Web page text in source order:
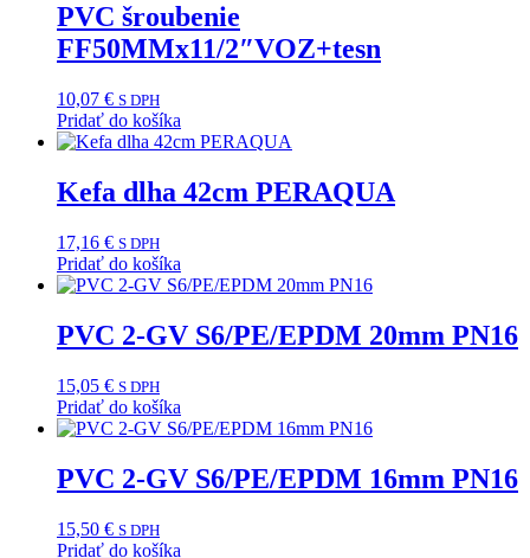
PVC šroubenie
FF50MMx11/2″VOZ+tesn
10,07 € S DPH
Pridať do košíka
Kefa dlha 42cm PERAQUA
17,16 € S DPH
Pridať do košíka
PVC 2-GV S6/PE/EPDM 20mm PN16
15,05 € S DPH
Pridať do košíka
PVC 2-GV S6/PE/EPDM 16mm PN16
15,50 € S DPH
Pridať do košíka